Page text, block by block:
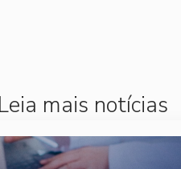
Leia mais notícias